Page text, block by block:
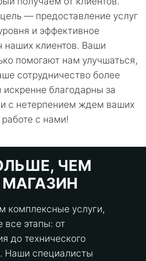
— предоставление услуг
и эффективное
наших клиентов. Ваши
помогают нам улучшаться,
сотрудничество более
благодарны за
с нетерпением ждем ваших
с нами!
ЧЕМ
комплексные услуги,
этапы: от
до технического
Наши специалисты